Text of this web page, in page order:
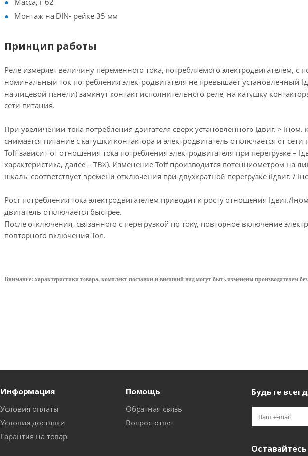
Масса, г 62
Монтаж на DIN- рейке 35 мм
Принцип работы
Реле измеряет величину переменного тока, потребляемого электродвигателем,
номинальный ток потребления электродвигателя не превышает установленный
на лицевой панели) замкнут контакт исполнительного реле, на катушку
сети питания.
При увеличении тока потребления двигателя сверх установленного Iдвиг. >
снимается питание с катушки контактора и электродвигатель отключается от
Toff зависит от отношения тока потребления электродвигателя при перегрузке –
характеристика, далее – ТВХ). Изменение Toff производится потенциометром на
шкалы соответствует времени отключения при двухкратной перегрузке (Iдвиг. /
Рост потребления тока электродвигателем приводит к росту отношения Iдвиг./
двигатель отключается быстрее.
После отключения, связанного с перегрузкой по току, повторное включение
повторного включения Ton.
Внимание: характеристики товара, комплект поставки и внешний вид могут быть изменены производителем без
Информация
Условия оплаты
Условия доставки
Гарантия на товар
Помощь
Обратная связь
Вопрос-ответ
Будьте
Оставайтесь